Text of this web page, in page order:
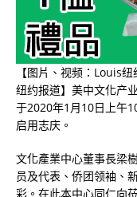
【图片、视频：Louis
纽约报道】美中文化产
于2020年1 月10日上午
启用志庆。
文化產業中心董事長梁
员及代表、侨团领袖、
彩。在此本中心同仁向